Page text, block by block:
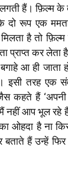
हैं। फ़िल्म के
दो रूप एक
है तो
प्राप्त कर लेता
आ ही
इसी तरह एक
कहते हैं ‘अपनी
आप भूल रहे हैं
ओहदा है ना
हैं उन्हें